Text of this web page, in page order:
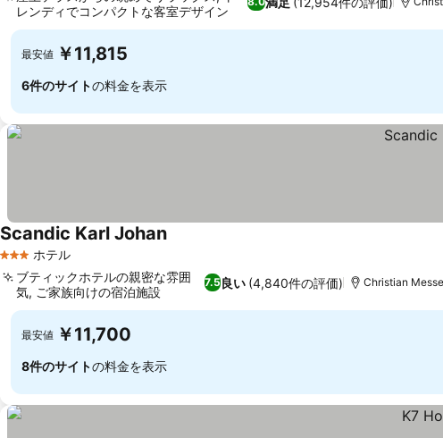
レンディでコンパクトな客室デザイン
最安値 ￥11,815
6件のサイトの料金を表示
3 ホテルのランク
ホテル
Scandic Karl Johan
7.5良い (4,840件の評価)
ブティックホテルの親密な雰囲
気, ご家族向けの宿泊施設
Christian
最安値 ￥11,700
8件のサイトの料金を表示